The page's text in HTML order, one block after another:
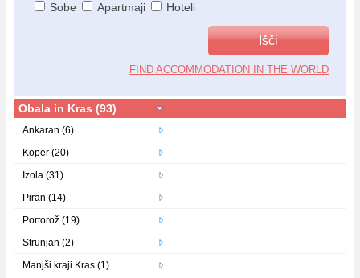
Sobe Apartmaji Hoteli
FIND ACCOMMODATION IN THE WORLD
Obala in Kras (93)
Ankaran (6)
Koper (20)
Izola (31)
Piran (14)
Portorož (19)
Strunjan (2)
Manjši kraji Kras (1)